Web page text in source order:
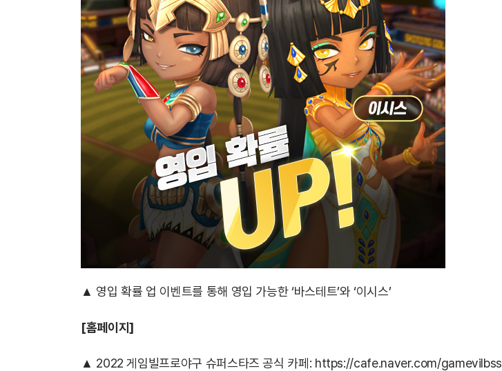
▲ 영입 확률 업 이벤트를 통해 영입 가능한 ‘바스테트’와 ‘이시스’
[홈페이지]
▲ 2022 게임빌프로야구 슈퍼스타즈 공식 카페: https://cafe.naver.com/gamevilbss